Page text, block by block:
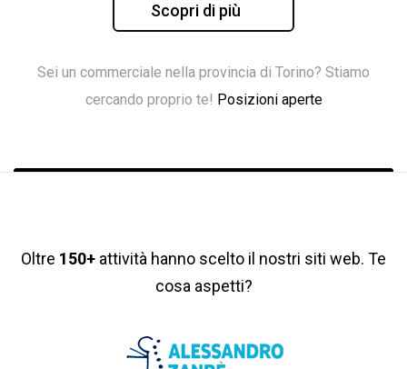
Scopri di più
Sei un commerciale nella provincia di Torino? Stiamo
cercando proprio te! Posizioni aperte
Oltre 150+ attività hanno scelto il nostri siti web. Te
cosa aspetti?